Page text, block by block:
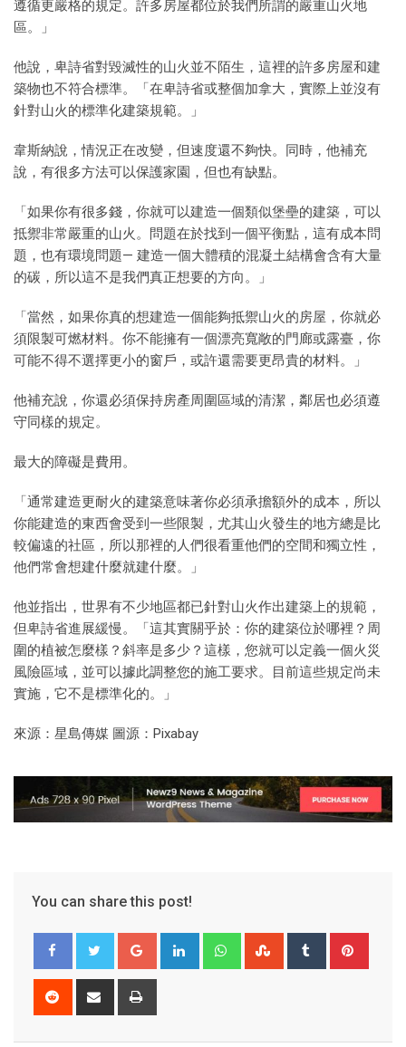
遵循更嚴格的規定。許多房屋都位於我們所謂的嚴重山火地
區。」
他說，卑詩省對毀滅性的山火並不陌生，這裡的許多房屋和建
築物也不符合標準。「在卑詩省或整個加拿大，實際上並沒有
針對山火的標準化建築規範。」
韋斯納說，情況正在改變，但速度還不夠快。同時，他補充
說，有很多方法可以保護家園，但也有缺點。
「如果你有很多錢，你就可以建造一個類似堡壘的建築，可以
抵禦非常嚴重的山火。問題在於找到一個平衡點，這有成本問
題，也有環境問題— 建造一個大體積的混凝土結構會含有大量
的碳，所以這不是我們真正想要的方向。」
「當然，如果你真的想建造一個能夠抵禦山火的房屋，你就必
須限製可燃材料。你不能擁有一個漂亮寬敞的門廊或露臺，你
可能不得不選擇更小的窗戶，或許還需要更昂貴的材料。」
他補充說，你還必須保持房產周圍區域的清潔，鄰居也必須遵
守同樣的規定。
最大的障礙是費用。
「通常建造更耐火的建築意味著你必須承擔額外的成本，所以
你能建造的東西會受到一些限製，尤其山火發生的地方總是比
較偏遠的社區，所以那裡的人們很看重他們的空間和獨立性，
他們常會想建什麼就建什麼。」
他並指出，世界有不少地區都已針對山火作出建築上的規範，
但卑詩省進展緩慢。「這其實關乎於：你的建築位於哪裡？周
圍的植被怎麼樣？斜率是多少？這樣，您就可以定義一個火災
風險區域，並可以據此調整您的施工要求。目前這些規定尚未
實施，它不是標準化的。」
來源：星島傳媒 圖源：Pixabay
You can share this post!